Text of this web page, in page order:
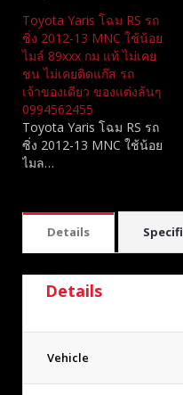
Toyota Yaris โฉม RS รถ
ซิ่ง 2012-13 MNC​ ใช้น้อย
ไมล์ 89xxx กม แท้ ไม่เคย
ชน ไม่เคยติดแก๊ส รถ
เจ้าของเดียว ของแต่งล้นๆ
0994562455
Toyota Yaris โฉม RS รถ
ซิ่ง 2012-13 MNC​ ใช้น้อย
ไมล…
Details
Details
Vehicle